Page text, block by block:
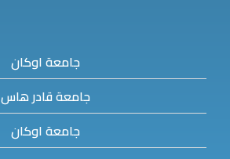
جامعة اوكان
جامعة قادر هاس
جامعة اوكان